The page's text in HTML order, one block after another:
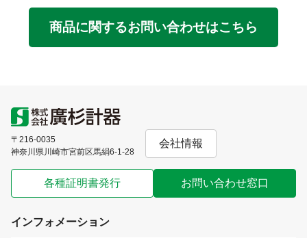
商品に関するお問い合わせはこちら
〒216-0035
神奈川県川崎市宮前区馬絹6-1-28
会社情報
各種証明書発行 お問い合わせ窓口
インフォメーション